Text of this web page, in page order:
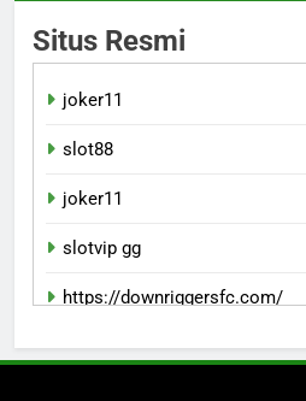
Situs Resmi
joker11
slot88
joker11
slotvip gg
https://downriggersfc.com/
bento11 daftar